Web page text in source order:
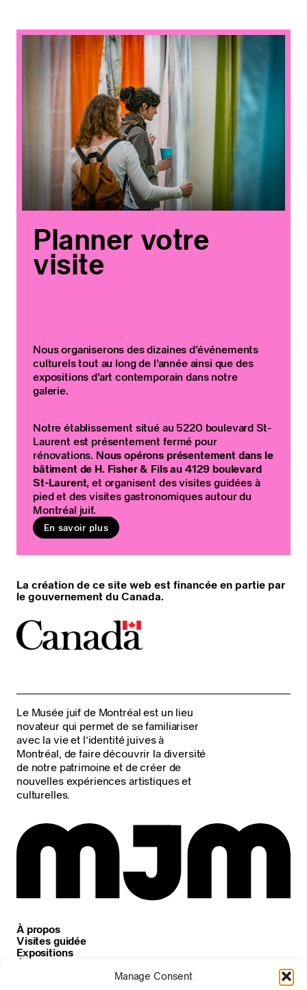
Manage Consent
Planner votre
visite
Nous organiserons des dizaines d’événements
culturels tout au long de l’année ainsi que des
expositions d’art contemporain dans notre
galerie.
Notre établissement situé au 5220 boulevard St-
Laurent est présentement fermé pour
rénovations. Nous opérons présentement dans le
bâtiment de H. Fisher & Fils au 4129 boulevard
St-Laurent, et organisent des visites guidées à
pied et des visites gastronomiques autour du
Montréal juif.
En savoir plus
La création de ce site web est financée en partie par
le gouvernement du Canada.
Le Musée juif de Montréal est un lieu
novateur qui permet de se familiariser
avec la vie et l’identité juives à
Montréal, de faire découvrir la diversité
de notre patrimoine et de créer de
nouvelles expériences artistiques et
culturelles.
À propos
Visites guidée
Expositions
Événements